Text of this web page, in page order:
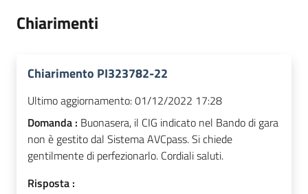
Chiarimenti
Chiarimento PI323782-22
Ultimo aggiornamento:01/12/2022 17:28
Domanda : Buonasera, il CIG indicato nel Bando di gara
non è gestito dal Sistema AVCpass. Si chiede
gentilmente di perfezionarlo. Cordiali saluti.
Risposta :